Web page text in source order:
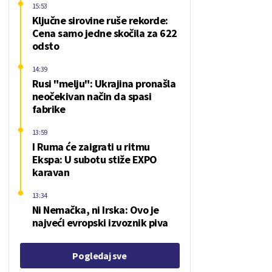
Ključne sirovine ruše rekorde:
Cena samo jedne skočila za 622
odsto
15:53
Rusi "melju": Ukrajina pronašla
neočekivan način da spasi
fabrike
14:39
I Ruma će zaigrati u ritmu
Ekspa: U subotu stiže EXPO
karavan
13:59
Ni Nemačka, ni Irska: Ovo je
najveći evropski izvoznik piva
13:34
Pogledaj sve